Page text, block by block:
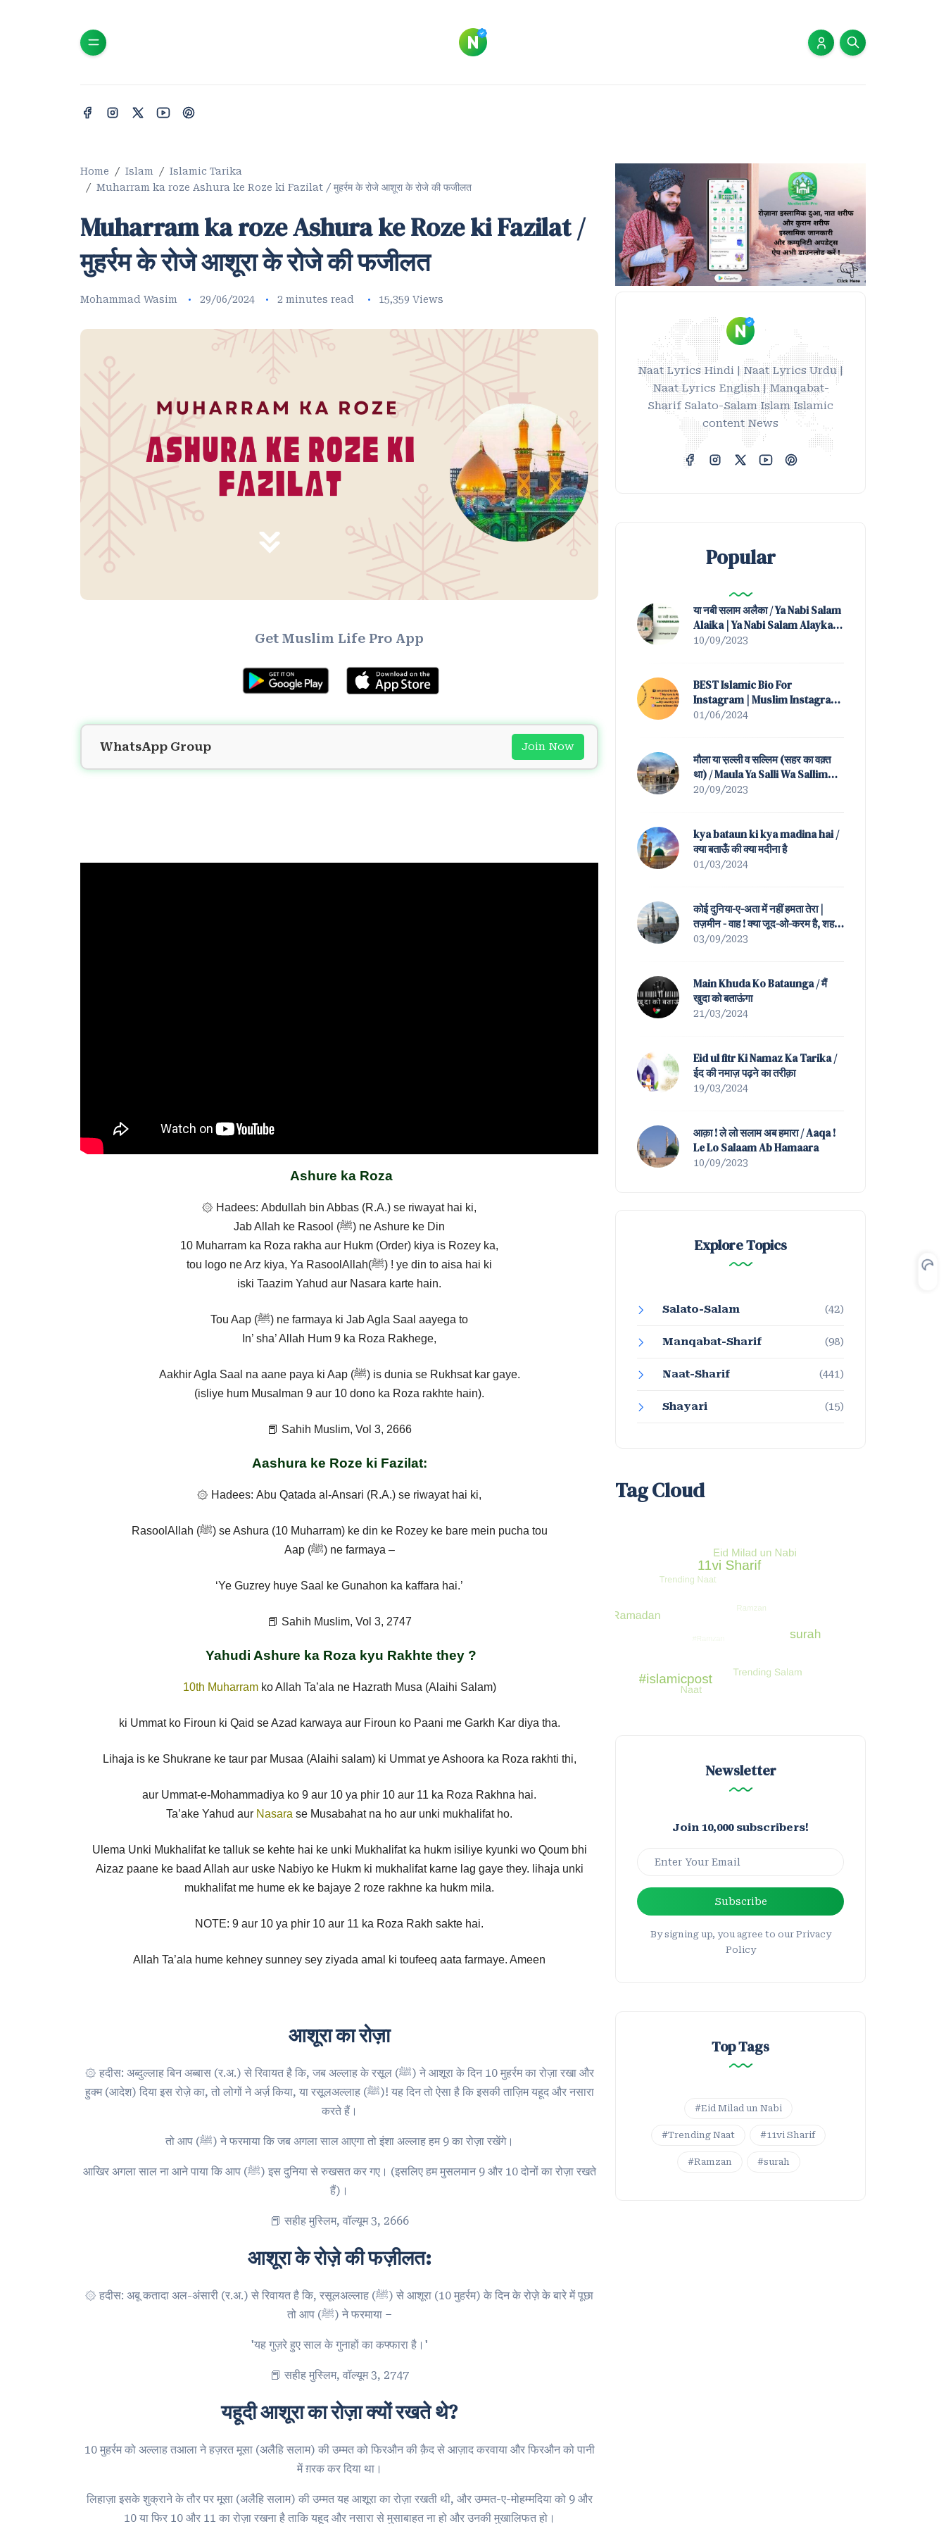
Home Islam
Islamic Tarika
Muharram ka roze Ashura ke Roze ki Fazilat / मुहर्रम के रोजे आशूरा के रोजे की फजीलत
Muharram ka roze Ashura ke Roze ki Fazilat /
मुहर्रम के रोजे आशूरा के रोजे की फजीलत
Mohammad Wasim 29/06/2024 2 minutes read 15,359 Views
Get Muslim Life Pro App
WhatsApp Group Join Now
Ashure ka Roza
۞ Hadees: Abdullah bin Abbas (R.A.) se riwayat hai ki,
Jab Allah ke Rasool (ﷺ) ne Ashure ke Din
10 Muharram ka Roza rakha aur Hukm (Order) kiya is Rozey ka,
tou logo ne Arz kiya, Ya RasoolAllah(ﷺ) ! ye din to aisa hai ki
iski Taazim Yahud aur Nasara karte hain.
Tou Aap (ﷺ) ne farmaya ki Jab Agla Saal aayega to
In’ sha’ Allah Hum 9 ka Roza Rakhege,
Aakhir Agla Saal na aane paya ki Aap (ﷺ) is dunia se Rukhsat kar gaye.
(isliye hum Musalman 9 aur 10 dono ka Roza rakhte hain).
📕 Sahih Muslim, Vol 3, 2666
Aashura ke Roze ki Fazilat:
۞ Hadees: Abu Qatada al-Ansari (R.A.) se riwayat hai ki,
RasoolAllah (ﷺ) se Ashura (10 Muharram) ke din ke Rozey ke bare mein pucha tou
Aap (ﷺ) ne farmaya –
‘Ye Guzrey huye Saal ke Gunahon ka kaffara hai.’
📕 Sahih Muslim, Vol 3, 2747
Yahudi Ashure ka Roza kyu Rakhte they ?
10th Muharramko Allah Ta’ala ne Hazrath Musa (Alaihi Salam)
ki Ummat ko Firoun ki Qaid se Azad karwaya aur Firoun ko Paani me Garkh Kar diya tha.
Lihaja is ke Shukrane ke taur par Musaa (Alaihi salam) ki Ummat ye Ashoora ka Roza rakhti thi,
aur Ummat-e-Mohammadiya ko 9 aur 10 ya phir 10 aur 11 ka Roza Rakhna hai.
Ta’ake Yahud aur Nasara se Musabahat na ho aur unki mukhalifat ho.
Ulema Unki Mukhalifat ke talluk se kehte hai ke unki Mukhalifat ka hukm isiliye kyunki wo Qoum bhi
Aizaz paane ke baad Allah aur uske Nabiyo ke Hukm ki mukhalifat karne lag gaye they. lihaja unki
mukhalifat me hume ek ke bajaye 2 roze rakhne ka hukm mila.
NOTE: 9 aur 10 ya phir 10 aur 11 ka Roza Rakh sakte hai.
Allah Ta’ala hume kehney sunney sey ziyada amal ki toufeeq aata farmaye. Ameen
आशूरा का रोज़ा
۞ हदीस: अब्दुल्लाह बिन अब्बास (र.अ.) से रिवायत है कि, जब अल्लाह के रसूल (ﷺ) ने आशूरा के दिन 10 मुहर्रम का रोज़ा रखा और
हुक्म (आदेश) दिया इस रोज़े का, तो लोगों ने अर्ज़ किया, या रसूलअल्लाह (ﷺ)! यह दिन तो ऐसा है कि इसकी ताज़िम यहूद और नसारा
करते हैं।
तो आप (ﷺ) ने फरमाया कि जब अगला साल आएगा तो इंशा अल्लाह हम 9 का रोज़ा रखेंगे।
आखिर अगला साल ना आने पाया कि आप (ﷺ) इस दुनिया से रुखसत कर गए। (इसलिए हम मुसलमान 9 और 10 दोनों का रोज़ा रखते
हैं)।
📕 सहीह मुस्लिम, वॉल्यूम 3, 2666
आशूरा के रोज़े की फज़ीलत:
۞ हदीस: अबू कतादा अल-अंसारी (र.अ.) से रिवायत है कि, रसूलअल्लाह (ﷺ) से आशूरा (10 मुहर्रम) के दिन के रोज़े के बारे में पूछा
तो आप (ﷺ) ने फरमाया –
'यह गुज़रे हुए साल के गुनाहों का कफ्फारा है।'
📕 सहीह मुस्लिम, वॉल्यूम 3, 2747
यहूदी आशूरा का रोज़ा क्यों रखते थे?
10 मुहर्रम को अल्लाह तआला ने हज़रत मूसा (अलैहि सलाम) की उम्मत को फिरऔन की क़ैद से आज़ाद करवाया और फिरऔन को पानी
में ग़रक कर दिया था।
लिहाज़ा इसके शुक्राने के तौर पर मूसा (अलैहि सलाम) की उम्मत यह आशूरा का रोज़ा रखती थी, और उम्मत-ए-मोहम्मदिया को 9 और
10 या फिर 10 और 11 का रोज़ा रखना है ताकि यहूद और नसारा से मुसाबाहत ना हो और उनकी मुखालिफत हो।
Naat Lyrics Hindi | Naat Lyrics Urdu |
Naat Lyrics English | Manqabat-
Sharif Salato-Salam Islam Islamic
content News
Popular
या नबी सलाम अलैका / Ya Nabi Salam
Alaika | Ya Nabi Salam Alayka
(All Popular Versions)
10/09/2023
BEST Islamic Bio For
Instagram | Muslim Instagram
Bio
01/06/2024
मौला या स़ल्ली व सल्लिम (सहर का वक़्त
था) / Maula Ya Salli Wa Sallim
(Sahar Ka Waqt Tha)
20/09/2023
kya bataun ki kya madina hai /
क्या बताऊँ की क्या मदीना है
01/03/2024
कोई दुनिया-ए-अता में नहीं हमता तेरा |
तज़मीन - वाह ! क्या जूद-ओ-करम है, शह-
ए-बतहा ! तेरा / Koi Duniya-e-Ata
03/09/2023
Main Khuda Ko Bataunga / मैं
खुदा को बताऊंगा
21/03/2024
Eid ul fitr Ki Namaz Ka Tarika /
ईद की नमाज़ पढ़ने का तरीक़ा
19/03/2024
आक़ा ! ले लो सलाम अब हमारा / Aaqa !
Le Lo Salaam Ab Hamaara
10/09/2023
Explore Topics
Salato-Salam (42)
Manqabat-Sharif (98)
Naat-Sharif (441)
Shayari (15)
Tag Cloud
Newsletter
Join 10,000 subscribers!
Subscribe
By signing up, you agree to our Privacy
Policy
Top Tags
#Eid Milad un Nabi
#Trending Naat #11vi Sharif
#Ramzan #surah